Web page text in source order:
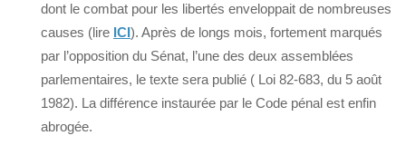
dont le combat pour les libertés enveloppait de nombreuses
causes (lire ICI). Après de longs mois, fortement marqués
par l’opposition du Sénat, l’une des deux assemblées
parlementaires, le texte sera publié ( Loi 82-683, du 5 août
1982). La différence instaurée par le Code pénal est enfin
abrogée.